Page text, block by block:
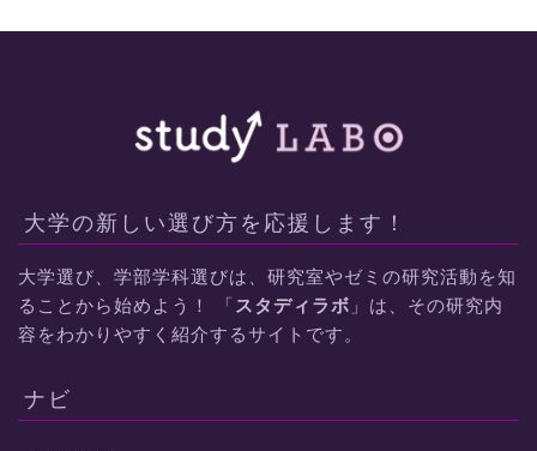
大学の新しい選び方を応援します！
大学選び、学部学科選びは、研究室やゼミの研究活動を知
ることから始めよう！ 「 スタディラボ 」は、その研究内
容をわかりやすく紹介するサイトです。
ナビ